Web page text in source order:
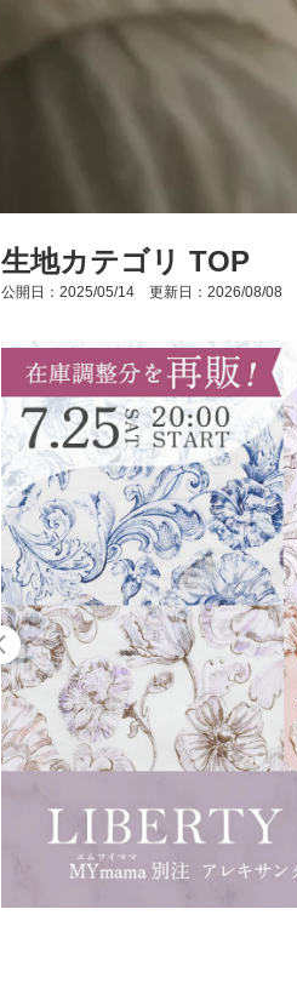
生地カテゴリ TOP
公開日：2025/05/14 更新日：2026/08/08